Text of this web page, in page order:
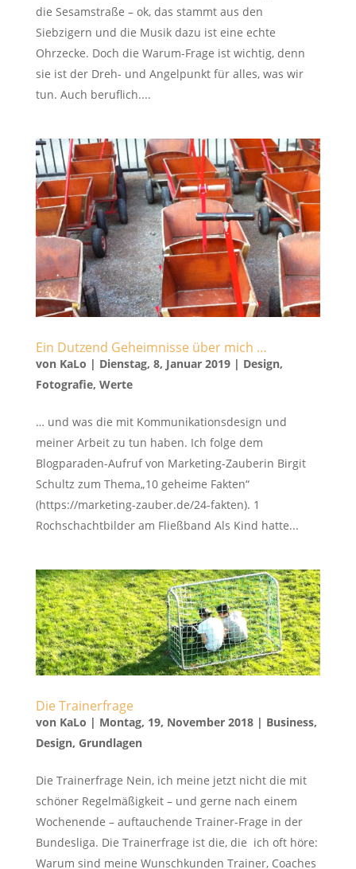
die Sesamstraße – ok, das stammt aus den
Siebzigern und die Musik dazu ist eine echte
Ohrzecke. Doch die Warum-Frage ist wichtig, denn
sie ist der Dreh- und Angelpunkt für alles, was wir
tun. Auch beruflich....
Ein Dutzend Geheimnisse über mich …
von KaLo | Dienstag, 8, Januar 2019| Design,
Fotografie, Werte
… und was die mit Kommunikationsdesign und
meiner Arbeit zu tun haben. Ich folge dem
Blogparaden-Aufruf von Marketing-Zauberin Birgit
Schultz zum Thema„10 geheime Fakten“
(https://marketing-zauber.de/24-fakten). 1
Rochschachtbilder am Fließband Als Kind hatte...
Die Trainerfrage
von KaLo | Montag, 19, November 2018| Business,
Design, Grundlagen
Die Trainerfrage Nein, ich meine jetzt nicht die mit
schöner Regelmäßigkeit – und gerne nach einem
Wochenende – auftauchende Trainer-Frage in der
Bundesliga. Die Trainerfrage ist die, die ich oft höre:
Warum sind meine Wunschkunden Trainer, Coaches